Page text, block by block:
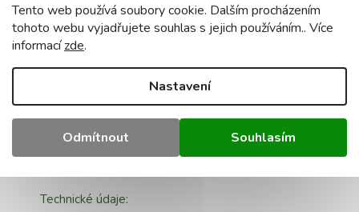
Tento web používá soubory cookie. Dalším procházením
tohoto webu vyjadřujete souhlas s jejich používáním.. Více
informacízde.
Nastavení
Odmítnout Souhlasím
v interiéru i exteriéru a je odolná vůči nízkým
teplotám.
Vytvořte si krásnou a útulnou atmosféru
pomocí LED závěsu.
Odolnost vůči povětrnostním vlivům.
Bezpečné, energeticky účinné a šetrné k
životnímu prostředí.
Technické údaje: